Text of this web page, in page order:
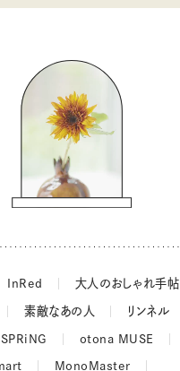
気分
のアソビゴコロ
今週もお疲れ様つまみ
InRed 大人のおしゃれ手帖
素敵なあの人 リンネル
SPRiNG otona MUSE
MonoMaster